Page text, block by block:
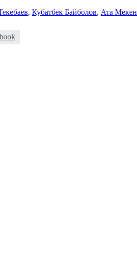
, Кубатбек Байболов, Ата Мекен